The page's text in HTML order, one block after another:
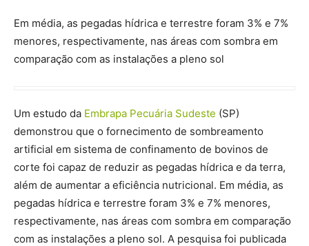
Em média, as pegadas hídrica e terrestre foram 3% e 7%
menores, respectivamente, nas áreas com sombra em
comparação com as instalações a pleno sol
Um estudo da Embrapa Pecuária Sudeste (SP)
demonstrou que o fornecimento de sombreamento
artificial em sistema de confinamento de bovinos de
corte foi capaz de reduzir as pegadas hídrica e da terra,
além de aumentar a eficiência nutricional. Em média, as
pegadas hídrica e terrestre foram 3% e 7% menores,
respectivamente, nas áreas com sombra em comparação
com as instalações a pleno sol. A pesquisa foi publicada